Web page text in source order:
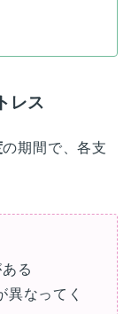
レス
の期間で、各支
る
異なってく